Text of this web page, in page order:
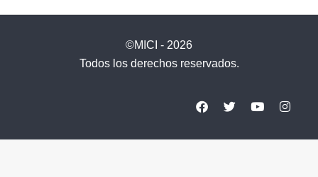
©MICI - 2026
Todos los derechos reservados.